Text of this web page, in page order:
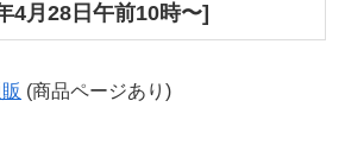
4月28日午前10時〜]
(商品ページあり)